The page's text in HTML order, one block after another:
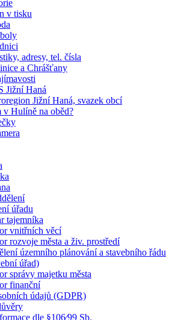
v tisku
adresy, tel. čísla
a Chrášťany
Jižní Haná
Jižní Haná, svazek obcí
v Hulíně na oběd?
úřadu
tajemníka
vnitřních věcí
rozvoje města a živ. prostředí
územního plánování a stavebního řádu
úřad)
správy majetku města
finanční
údajů (GDPR)
dle §106⁄99 Sb.